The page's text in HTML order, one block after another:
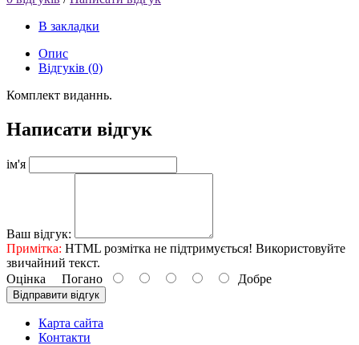
В закладки
Опис
Відгуків (0)
Комплект виданнь.
Написати відгук
ім'я
Ваш відгук:
Примітка: HTML розмітка не підтримується! Використовуйте
звичайний текст.
Оцінка Погано Добре
Відправити відгук
Карта сайта
Контакти